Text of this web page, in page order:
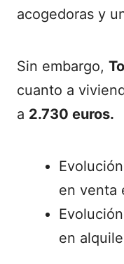
acogedoras y
Sin embargo,
cuanto a
a 2.730 euros.
en venta
en